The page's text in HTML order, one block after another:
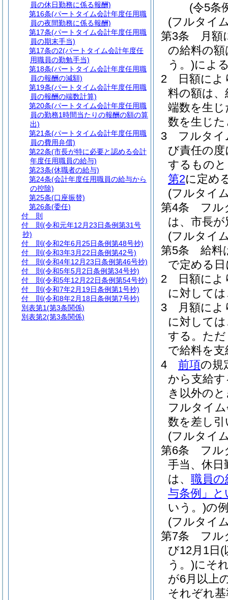
(令5条
(フルタイ
第3条
月額
の給料の額
う。)によ
2
日額に
料の額は
端数を生
数を生じ
3
フルタイ
び責任の
するもの
第2に定め
(フルタイ
第4条
フル
は、市長
(フルタイ
第5条
給料
で定める
2
日額に
に対して
3
月額に
に対して
する。 た
で給料を
4
前項の規
から支給
き以外の
フルタイ
数を差し
(フルタイ
第6条
フル
手当、休日
は、 職員の
与条例」と
いう。)の
(フルタイ
第7条
フル
び12月1日 (
う。)にそ
が6月以上
それぞれ
員の休日勤務に係る報酬)
第16条(パートタイム会計年度任用職
員の夜間勤務に係る報酬)
第17条(パートタイム会計年度任用職
員の期末手当)
第17条の2(パートタイム会計年度任
用職員の勤勉手当)
第18条(パートタイム会計年度任用職
員の報酬の減額)
第19条(パートタイム会計年度任用職
員の報酬の端数計算)
第20条(パートタイム会計年度任用職
員の勤務1時間当たりの報酬の額の算
出)
第21条(パートタイム会計年度任用職
員の費用弁償)
第22条(市長が特に必要と認める会計
年度任用職員の給与)
第23条(休職者の給与)
第24条(会計年度任用職員の給与から
の控除)
第25条(口座振替)
第26条(委任)
付 則
付 則 (令和元年12月23日条例第31号
抄)
付 則 (令和2年6月25日条例第48号抄)
付 則 (令和3年3月22日条例第42号)
付 則 (令和4年12月23日条例第46号抄)
付 則 (令和5年5月2日条例第34号抄)
付 則 (令和5年12月22日条例第54号抄)
付 則 (令和7年2月19日条例第1号抄)
付 則 (令和8年2月18日条例第7号抄)
別表第1(第3条関係)
別表第2(第3条関係)